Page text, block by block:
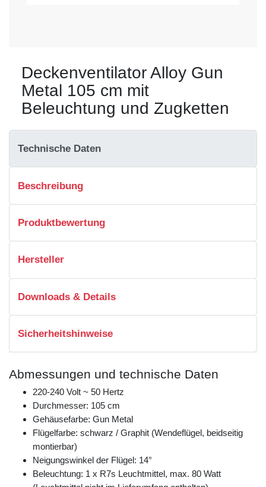
Deckenventilator Alloy Gun
Metal 105 cm mit
Beleuchtung und Zugketten
Technische Daten
Beschreibung
Produktbewertung
Hersteller
Downloads & Details
Sicherheitshinweise
Abmessungen und technische Daten
220-240 Volt ~ 50 Hertz
Durchmesser: 105 cm
Gehäusefarbe: Gun Metal
Flügelfarbe: schwarz / Graphit (Wendeflügel, beidseitig
montierbar)
Neigungswinkel der Flügel: 14°
Beleuchtung: 1 x R7s Leuchtmittel, max. 80 Watt